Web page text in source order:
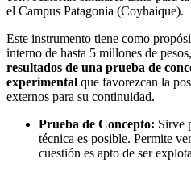
el Campus Patagonia (Coyhaique).
Este instrumento tiene como
interno de hasta 5 millones de
resultados de una prueba de
experimental que favorezcan la
externos para su continuidad.
Prueba de Concepto: Sirve
técnica es posible. Permite
cuestión es apto de ser